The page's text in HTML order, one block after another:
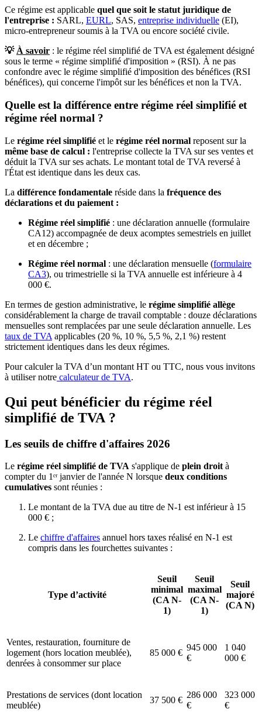
Ce régime est applicable quel que soit le statut juridique de
l'entreprise : SARL, EURL, SAS, entreprise individuelle (EI),
micro-entrepreneur soumis à la TVA ou encore société civile.
💡 À savoir : le régime réel simplifié de TVA est également désigné
sous le terme « régime simplifié d'imposition » (RSI). À ne pas
confondre avec le régime simplifié d'imposition des bénéfices (RSI
bénéfices), qui concerne l'impôt sur les bénéfices et non la TVA.
Quelle est la différence entre régime réel simplifié et
régime réel normal ?
Le régime réel simplifié et le régime réel normal reposent sur la
même base de calcul : l'entreprise collecte la TVA sur ses ventes et
déduit la TVA sur ses achats. Le montant total de TVA reversé à
l'État est identique dans les deux cas.
La différence fondamentale réside dans la fréquence des
déclarations et du paiement :
Régime réel simplifié : une déclaration annuelle (formulaire
CA12) accompagnée de deux acomptes semestriels en juillet
et en décembre ;
Régime réel normal : une déclaration mensuelle (formulaire
CA3), ou trimestrielle si la TVA annuelle est inférieure à 4
000 €.
En termes de gestion administrative, le régime simplifié allège
considérablement la charge de travail comptable : douze déclarations
mensuelles sont remplacées par une seule déclaration annuelle. Les
taux de TVA applicables (20 %, 10 %, 5,5 %, 2,1 %) restent
strictement identiques dans les deux régimes.
Pour calculer la TVA d’un montant HT ou TTC, nous vous invitons
à utiliser notre calculateur de TVA.
Qui peut bénéficier du régime réel
simplifié de TVA ?
Les seuils de chiffre d'affaires 2026
Le régime réel simplifié de TVA s'applique de plein droit à
compter du 1ᵉʳ janvier de l'année N lorsque deux conditions
cumulatives sont réunies :
Le montant de la TVA due au titre de N-1 est inférieur à 15
000 € ;
Le chiffre d'affaires annuel hors taxes réalisé en N-1 est
compris dans les fourchettes suivantes :
Type d’activité
Seuil
minimal
(CA N-
1)
Seuil
maximal
(CA N-
1)
Seuil
majoré
(CA N)
Ventes, restauration, fourniture de
logement (hors location meublée),
denrées à consommer sur place
85 000 €
945 000
€
1 040
000 €
Prestations de services (dont location
meublée)
37 500 €
286 000
€
323 000
€